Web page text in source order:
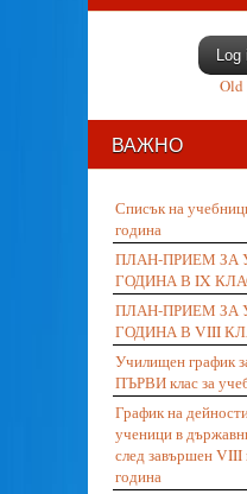
Log
Old
ВАЖНО
Списък на
година
ПЛАН-ПРИЕМ ЗА
ГОДИНА В IX
ПЛАН-ПРИЕМ ЗА
ГОДИНА В VIII
Училищен график
ПЪРВИ клас за
График на
ученици в
след завършен VIII
година